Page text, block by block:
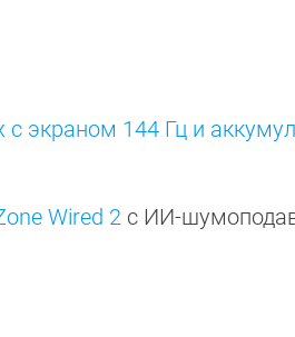
с экраном 144 Гц и
Wired 2 с ИИ-